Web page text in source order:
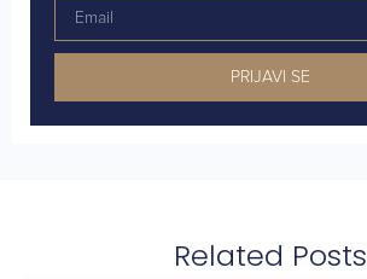
PRIJAVI SE
Related Posts